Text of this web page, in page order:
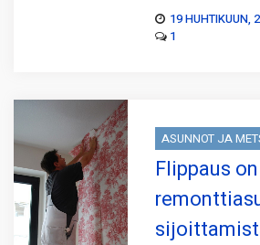
19 HUHTIKUUN,
1
ASUNNOT JA
Flippaus on